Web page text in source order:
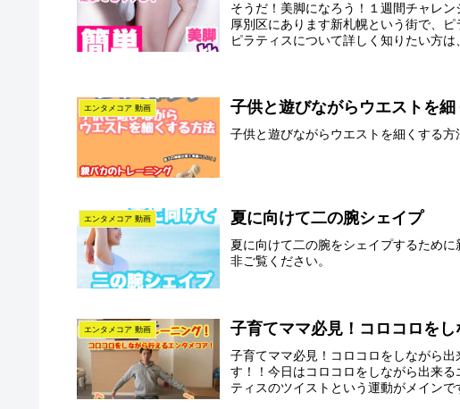
そうだ！美脚になろう！１週間チャレ
厚別区にあります新札幌という街で、
ピラティスについて詳しく知りたい方
エンタメコア 動画 子供と遊びながらウエストを
子供と遊びながらウエストを細くする方
エンタメコア 動画 夏に向けて二の腕シェイプ
夏に向けて二の腕をシェイプするため
非ご覧ください。
エンタメコア 動画 子育てママ必見！コロコロを
子育てママ必見！コロコロをしながら
す！！今日はコロコロをしながら出来
ティスのツイストという運動がメイン